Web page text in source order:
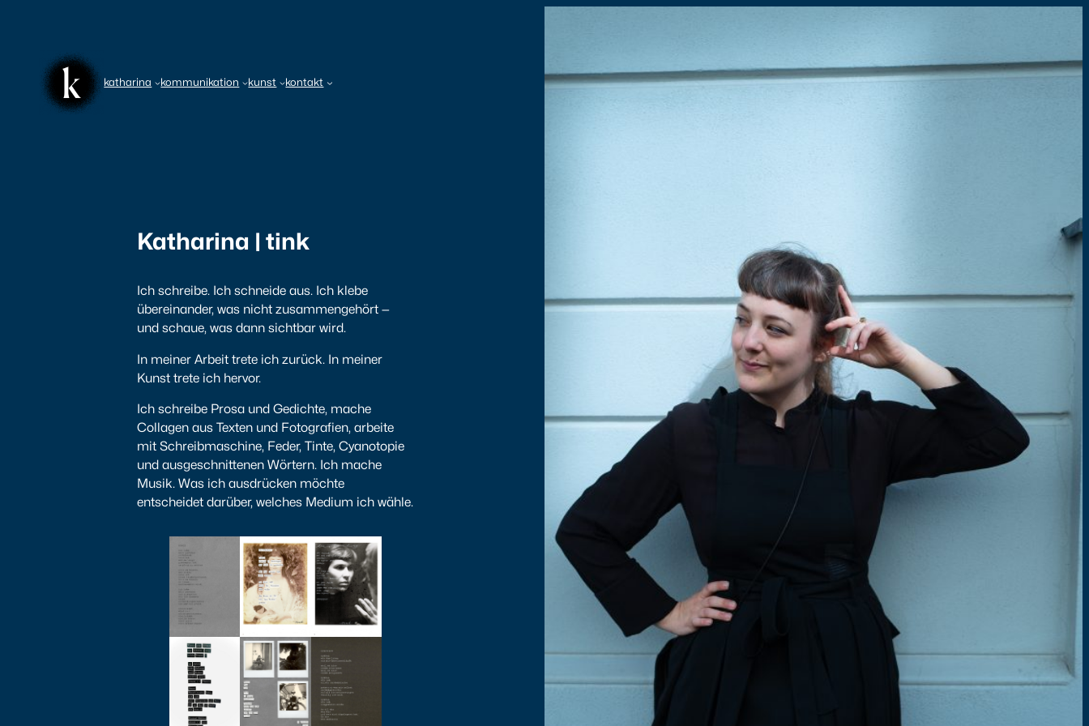
katharina kommunikation kunst kontakt
Katharina | tink
Ich schreibe. Ich schneide aus. Ich klebe
übereinander, was nicht zusammengehört —
und schaue, was dann sichtbar wird.
In meiner Arbeit trete ich zurück. In meiner
Kunst trete ich hervor.
Ich schreibe Prosa und Gedichte, mache
Collagen aus Texten und Fotografien, arbeite
mit Schreibmaschine, Feder, Tinte, Cyanotopie
und ausgeschnittenen Wörtern. Ich mache
Musik. Was ich ausdrücken möchte
entscheidet darüber, welches Medium ich wähle.